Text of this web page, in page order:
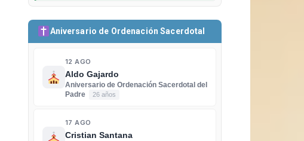
Aniversario de Ordenación Sacerdotal
12 AGO
Aldo Gajardo
Aniversario de Ordenación Sacerdotal del
Padre
26 años
17 AGO
Cristian Santana